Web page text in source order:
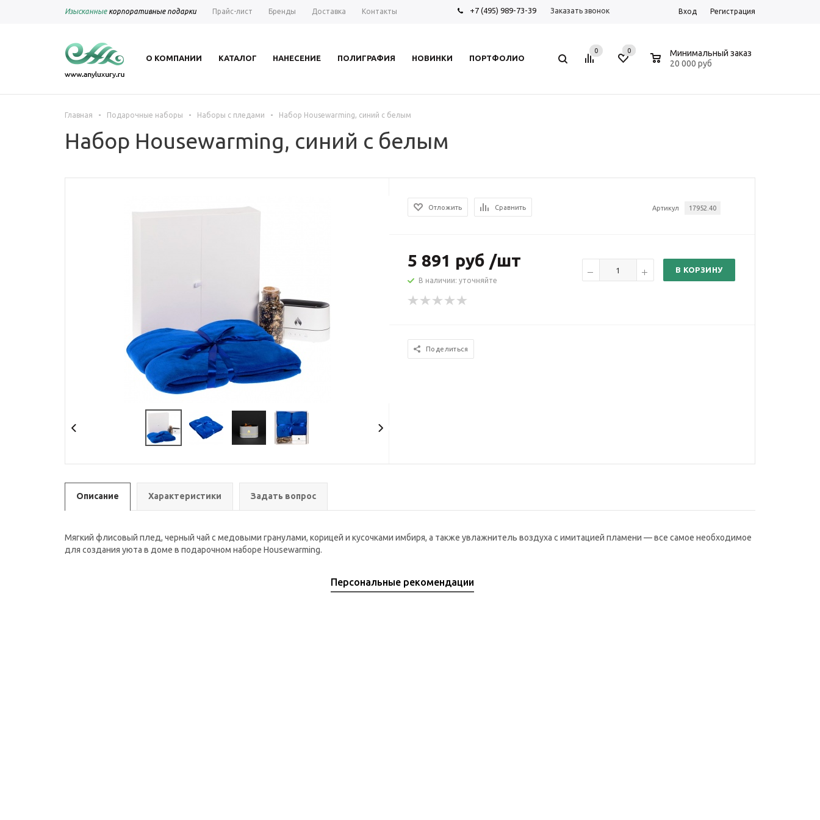
Изысканныекорпоративные подарки Прайс-лист Бренды Доставка Контакты +7 (495) 989-73-39 Заказать звонок Вход Регистрация
О КОМПАНИИ КАТАЛОГ НАНЕСЕНИЕ ПОЛИГРАФИЯ НОВИНКИ ПОРТФОЛИО
0 0
Минимальный заказ
20 000 руб
Главная - Подарочные наборы - Наборы с пледами - Набор Housewarming, синий с белым
Набор Housewarming, синий с белым
Артикул 17952.40
Отложить Сравнить
5 891 руб /шт
В наличии: уточняйте
В КОРЗИНУ
Поделиться
Описание Характеристики Задать вопрос
Мягкий флисовый плед, черный чай с медовыми гранулами, корицей и кусочками имбиря, а также увлажнитель воздуха с имитацией пламени — все самое необходимое
для создания уюта в доме в подарочном наборе Housewarming.
Персональные рекомендации